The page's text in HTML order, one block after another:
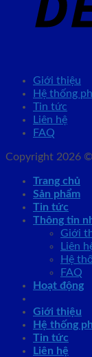
Giới thiệu
Hệ thống
Tin tức
Liên hệ
FAQ
Copyright 2026 ©
Trang chủ
Sản phẩm
Tin tức
Thông tin
Giới
Liên
Hệ
FAQ
Hoạt động
Giới thiệu
Hệ thống
Tin tức
Liên hệ